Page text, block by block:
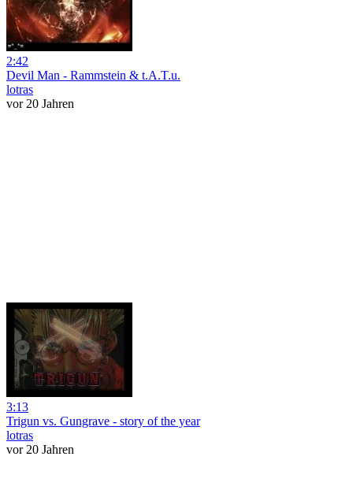
2:42
Devil Man - Rammstein & t.A.T.u.
lotras
vor 20 Jahren
3:13
Trigun vs. Gungrave - story of the year
lotras
vor 20 Jahren